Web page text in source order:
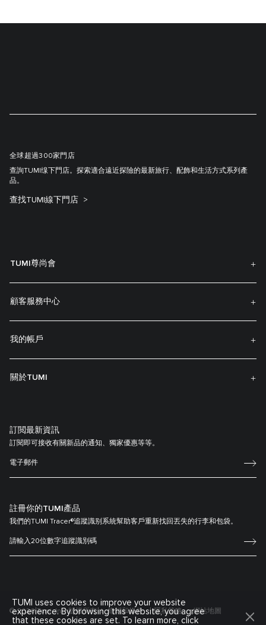
全球超過300家門店
查詢TUMI缐下門店。探索適合遠近探險的最新旅行、配飾和生活方式系列產
品。
查找TUMI線下門店
TUMI尊尚會
顧客服務中心
我的帳戶
關於TUMI
訂閲最新資訊
訂閱即可接收有關新品的通知、獨家優惠等等。
註冊你的TUMI產品
我們的TUMI Tracer®追蹤識别系統幫助客戶重新找回丟失的行李和包袋。
© 2026 Tumi, Inc. 版權所有 條款和條件 隱私策略 網站地圖
TUMI uses cookies to improve your website
experience. By browsing this website, you agree
that these cookies are set. To learn more, click